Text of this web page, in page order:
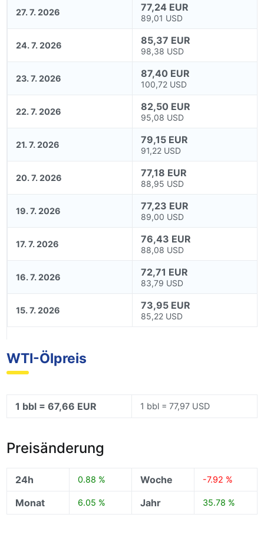
27. 7. 2026 77,24 EUR
89,01 USD
24. 7. 2026 85,37 EUR
98,38 USD
23. 7. 2026 87,40 EUR
100,72 USD
22. 7. 2026 82,50 EUR
95,08 USD
21. 7. 2026 79,15 EUR
91,22 USD
20. 7. 2026 77,18 EUR
88,95 USD
19. 7. 2026 77,23 EUR
89,00 USD
17. 7. 2026 76,43 EUR
88,08 USD
16. 7. 2026 72,71 EUR
83,79 USD
15. 7. 2026 73,95 EUR
85,22 USD
WTI-Ölpreis
1 bbl = 67,66 EUR 1 bbl = 77,97 USD
Preisänderung
24h 0.88 % Woche -7.92 %
Monat 6.05 % Jahr 35.78 %